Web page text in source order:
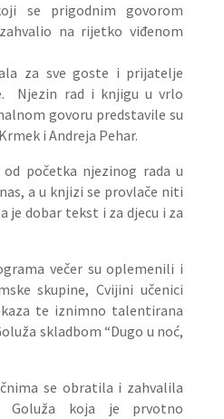
se prigodnim govorom
na rijetko viđenom
za sve goste i prijatelje
Njezin rad i knjigu u vrlo
govoru predstavile su
i Andreja Pehar.
početka njezinog rada u
a u knjizi se provlače niti
je dobar tekst i za djecu i za
večer su oplemenili i
skupine, Cvijini učenici
te iznimno talentirana
skladbom “Dugo u noć,
se obratila i zahvalila
Goluža koja je prvotno